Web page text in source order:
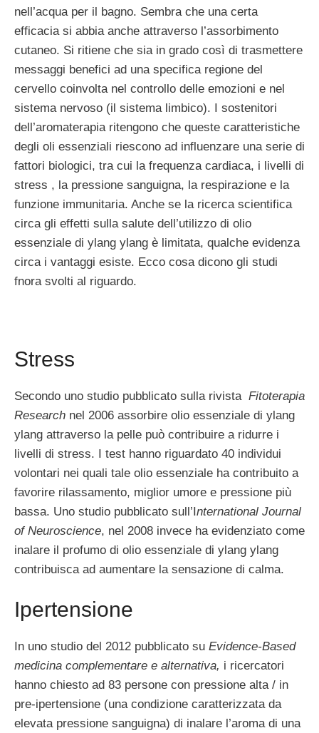
nell’acqua per il bagno. Sembra che una certa
efficacia si abbia anche attraverso l’assorbimento
cutaneo. Si ritiene che sia in grado così di trasmettere
messaggi benefici ad una specifica regione del
cervello coinvolta nel controllo delle emozioni e nel
sistema nervoso (il sistema limbico). I sostenitori
dell’aromaterapia ritengono che queste caratteristiche
degli oli essenziali riescono ad influenzare una serie di
fattori biologici, tra cui la frequenza cardiaca, i livelli di
stress , la pressione sanguigna, la respirazione e la
funzione immunitaria. Anche se la ricerca scientifica
circa gli effetti sulla salute dell’utilizzo di olio
essenziale di ylang ylang è limitata, qualche evidenza
circa i vantaggi esiste. Ecco cosa dicono gli studi
fnora svolti al riguardo.
Stress
Secondo uno studio pubblicato sulla rivista Fitoterapia
Research nel 2006 assorbire olio essenziale di ylang
ylang attraverso la pelle può contribuire a ridurre i
livelli di stress. I test hanno riguardato 40 individui
volontari nei quali tale olio essenziale ha contribuito a
favorire rilassamento, miglior umore e pressione più
bassa. Uno studio pubblicato sull’International Journal
of Neuroscience, nel 2008 invece ha evidenziato come
inalare il profumo di olio essenziale di ylang ylang
contribuisca ad aumentare la sensazione di calma.
Ipertensione
In uno studio del 2012 pubblicato su Evidence-Based
medicina complementare e alternativa, i ricercatori
hanno chiesto ad 83 persone con pressione alta / in
pre-ipertensione (una condizione caratterizzata da
elevata pressione sanguigna) di inalare l’aroma di una